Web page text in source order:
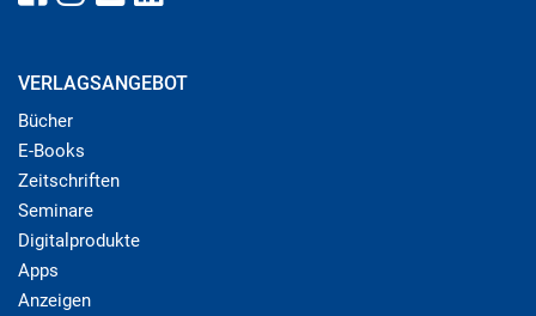
VERLAGSANGEBOT
Bücher
E-Books
Zeitschriften
Seminare
Digitalprodukte
Apps
Anzeigen